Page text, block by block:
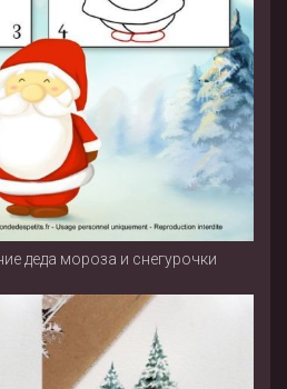
деда мороза и снегурочки